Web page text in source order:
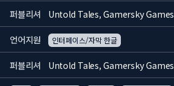
퍼블리셔 Untold Tales, Gamersky Games
언어지원 인터페이스/자막 한글
퍼블리셔 Untold Tales, Gamersky Games